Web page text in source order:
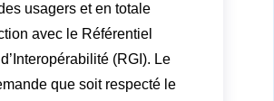
usagers et en totale
avec le Référentiel
(RGI). Le
que soit respecté le